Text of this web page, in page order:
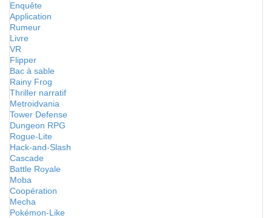
Enquête
Application
Rumeur
Livre
VR
Flipper
Bac à sable
Rainy Frog
Thriller narratif
Metroidvania
Tower Defense
Dungeon RPG
Rogue-Lite
Hack-and-Slash
Cascade
Battle Royale
Moba
Coopération
Mecha
Pokémon-Like